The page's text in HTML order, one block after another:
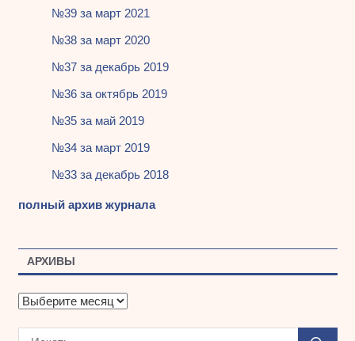
№39 за март 2021
№38 за март 2020
№37 за декабрь 2019
№36 за октябрь 2019
№35 за май 2019
№34 за март 2019
№33 за декабрь 2018
полный архив журнала
АРХИВЫ
А
х